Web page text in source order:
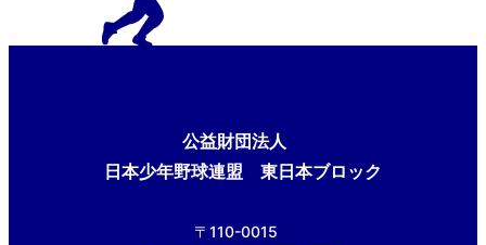
公益財団法人
日本少年野球連盟 東日本ブロック
〒110-0015